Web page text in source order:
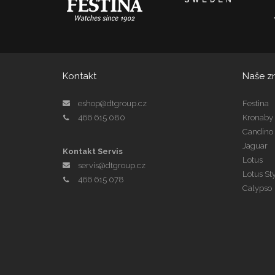
Kontakt
eshop@dtgroup.cz
466 615 080
Kontakt Servis
servis@dtgroup.cz
466 615 078
Naše
Festina
Kronaby
Candino
Jaguar
Lotus
Lotus
Calypso